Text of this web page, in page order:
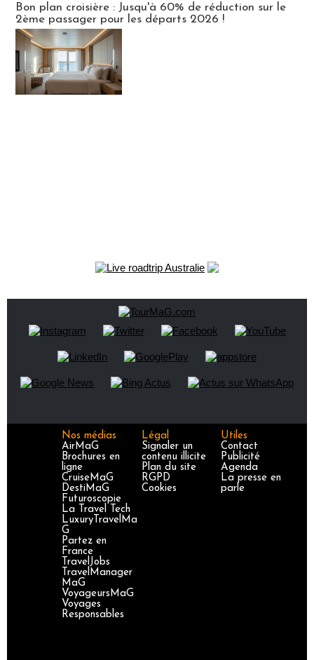
Bon plan croisière : Jusqu'à 60% de réduction sur le
2ème passager pour les départs 2026 !
Nos médias
AirMaG
Brochures en
ligne
CruiseMaG
DestiMaG
Futuroscopie
La Travel Tech
LuxuryTravelMa
G
Partez en
France
TravelJobs
TravelManager
MaG
VoyageursMaG
Voyages
Responsables
Légal
Signaler un
contenu illicite
Plan du site
RGPD
Cookies
Utiles
Contact
Publicité
Agenda
La presse en
parle